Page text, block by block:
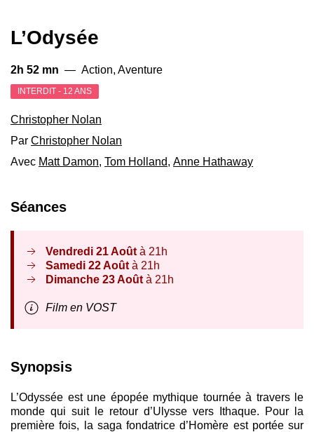
L’Odysée
2h 52 mn — Action, Aventure
INTERDIT - 12 ANS
Christopher Nolan
Par Christopher Nolan
Avec Matt Damon, Tom Holland, Anne Hathaway
Séances
Vendredi 21 Août à 21h
Samedi 22 Août à 21h
Dimanche 23 Août à 21h
Film en VOST
Synopsis
L’Odyssée est une épopée mythique tournée à travers le
monde qui suit le retour d’Ulysse vers Ithaque. Pour la
première fois, la saga fondatrice d’Homère est portée sur